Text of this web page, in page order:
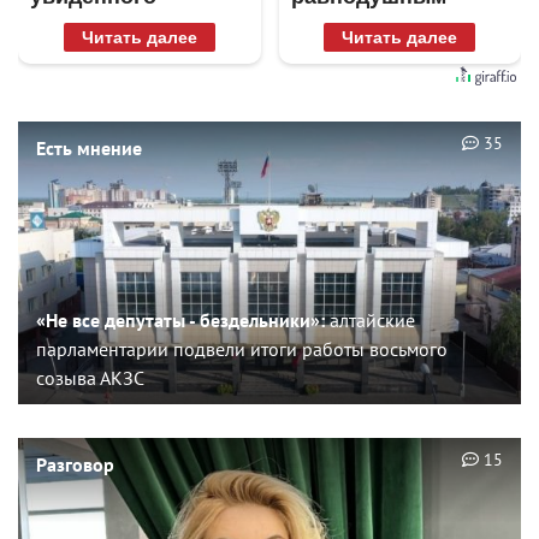
Читать далее Читать далее
Есть мнение
«Не все депутаты - бездельники»:алтайские
парламентарии подвели итоги работы восьмого
созыва АКЗС
35
Разговор 15